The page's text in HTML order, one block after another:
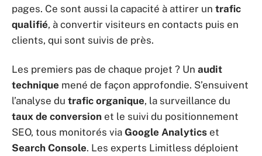
pages. Ce sont aussi la capacité à attirer un trafic
qualifié, à convertir visiteurs en contacts puis en
clients, qui sont suivis de près.
Les premiers pas de chaque projet ? Un audit
technique mené de façon approfondie. S’ensuivent
l’analyse du trafic organique, la surveillance du
taux de conversion et le suivi du positionnement
SEO, tous monitorés via Google Analytics et
Search Console. Les experts Limitless déploient